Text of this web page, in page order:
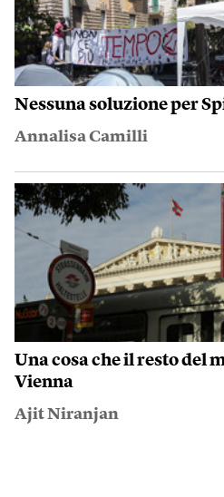
Nessuna soluzione per
Annalisa Camilli
Una cosa che il resto del
Vienna
Ajit Niranjan